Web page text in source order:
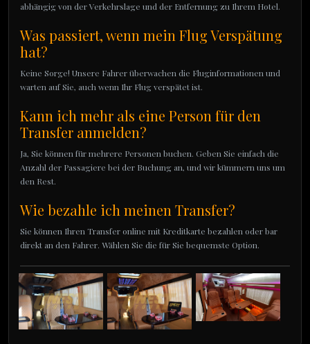
abhängig von der Verkehrslage und der Entfernung zu Ihrem Hotel.
Was passiert, wenn mein Flug Verspätung
hat?
Keine Sorge! Unsere Fahrer überwachen die Fluginformationen und
warten auf Sie, auch wenn Ihr Flug verspätet ist.
Kann ich mehr als eine Person für den
Transfer anmelden?
Ja, Sie können für mehrere Personen buchen. Geben Sie einfach die
Anzahl der Passagiere bei der Buchung an, und wir kümmern uns um
den Rest.
Wie bezahle ich meinen Transfer?
Sie können Ihren Transfer online mit Kreditkarte bezahlen oder bar
direkt an den Fahrer. Wählen Sie die für Sie bequemste Option.